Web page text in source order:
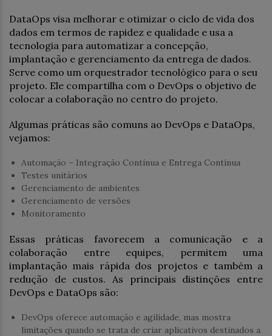
DataOps visa melhorar e otimizar o ciclo de vida dos
dados em termos de rapidez e qualidade e usa a
tecnologia para automatizar a concepção,
implantação e gerenciamento da entrega de dados.
Serve como um orquestrador tecnológico para o seu
projeto. Ele compartilha com o DevOps o objetivo de
colocar a colaboração no centro do projeto.
Algumas práticas são comuns ao DevOps e DataOps,
vejamos:
Automação – Integração Contínua e Entrega Contínua
Testes unitários
Gerenciamento de ambientes
Gerenciamento de versões
Monitoramento
Essas práticas favorecem a comunicação e a
colaboração entre equipes, permitem uma
implantação mais rápida dos projetos e também a
redução de custos. As principais distinções entre
DevOps e DataOps são:
DevOps oferece automação e agilidade, mas mostra
limitações quando se trata de criar aplicativos destinados a